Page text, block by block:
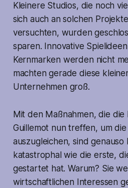
Kleinere Studios, die noch
sich auch an solchen
versuchten, wurden
sparen. Innovative
Kernmarken werden nicht
machten gerade diese
Unternehmen groß.
Mit den Maßnahmen, die die
Guillemot nun treffen, um
auszugleichen, sind genauso
katastrophal wie die erste,
gestartet hat. Warum? Sie
wirtschaftlichen Interessen